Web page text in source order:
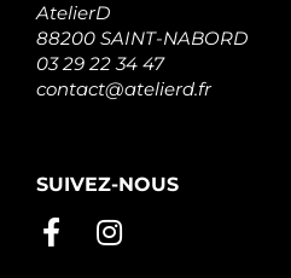
AtelierD
88200 SAINT-NABORD
03 29 22 34 47
contact@atelierd.fr
SUIVEZ-NOUS